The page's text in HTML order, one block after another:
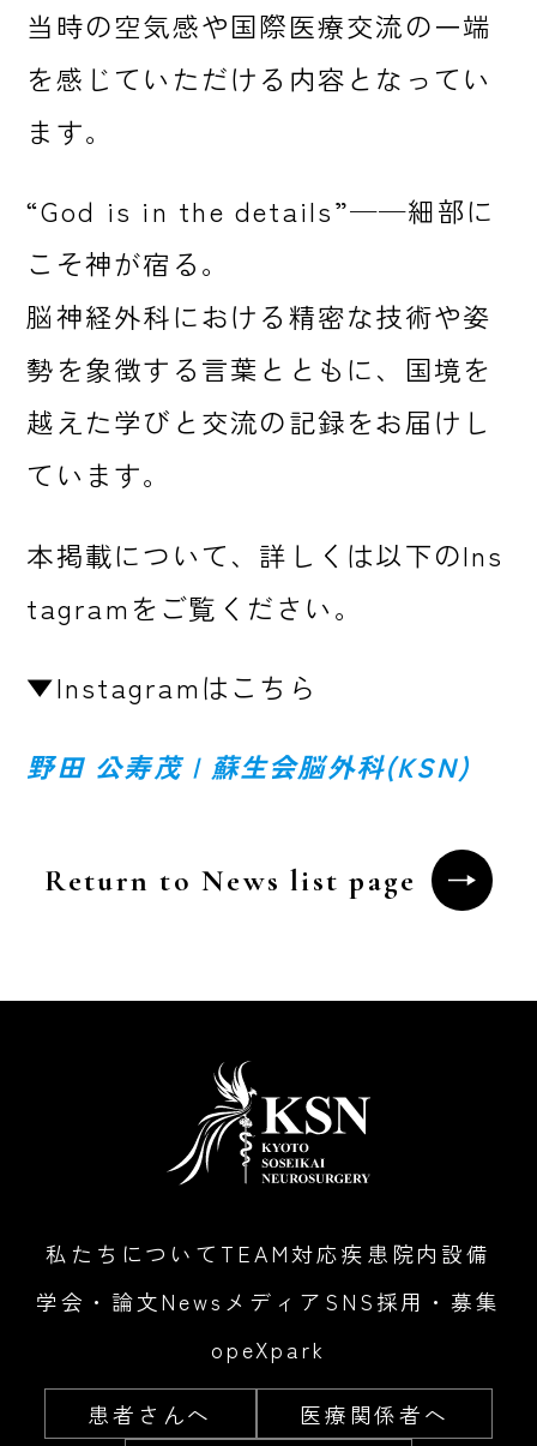
当時の空気感や国際医療交流の一端
を感じていただける内容となってい
ます。
“God is in the details”──細部に
こそ神が宿る。
脳神経外科における精密な技術や姿
勢を象徴する言葉とともに、国境を
越えた学びと交流の記録をお届けし
ています。
本掲載について、詳しくは以下のIns
tagramをご覧ください。
▼Instagramはこちら
野田 公寿茂 | 蘇生会脳外科(KSN)
Return to News list page
私たちについて TEAM対応疾患 院内設備
学会・論文News メディア SNS 採用・募集
opeXpark
患者さんへ 医療関係者へ